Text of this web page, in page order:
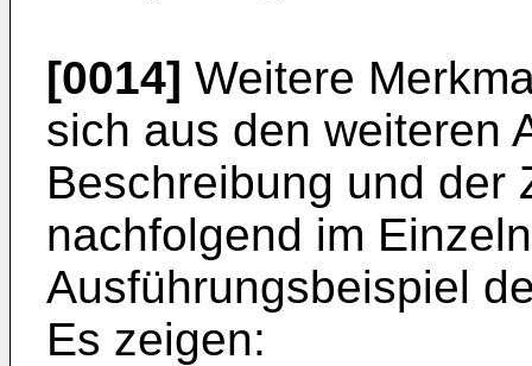
[0014] Weitere
sich aus den weiteren
Beschreibung und der
nachfolgend im
Ausführungsbeispiel
Es zeigen: